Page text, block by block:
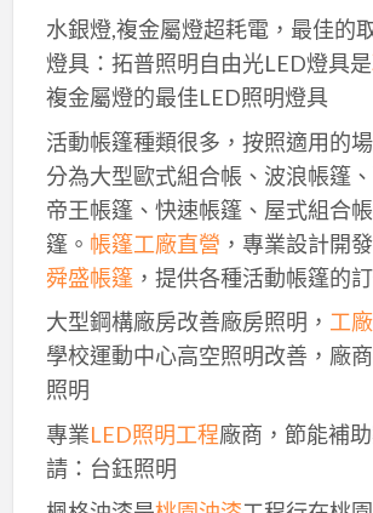
水銀燈,複金屬燈超耗電，最佳的
燈具：拓普照明自由光LED燈具是
複金屬燈的最佳LED照明燈具
活動帳篷種類很多，按照適用的
分為大型歐式組合帳、波浪帳篷
帝王帳篷、快速帳篷、屋式組合
篷。 帳篷工廠直營 ，專業設計開
舜盛帳篷，提供各種活動帳篷的
大型鋼構廠房改善廠房照明， 工
學校運動中心高空照明改善，廠
照明
專業LED照明工程廠商，節能補
請：台鈺照明